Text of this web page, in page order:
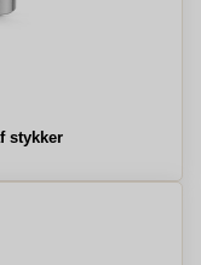
stykker